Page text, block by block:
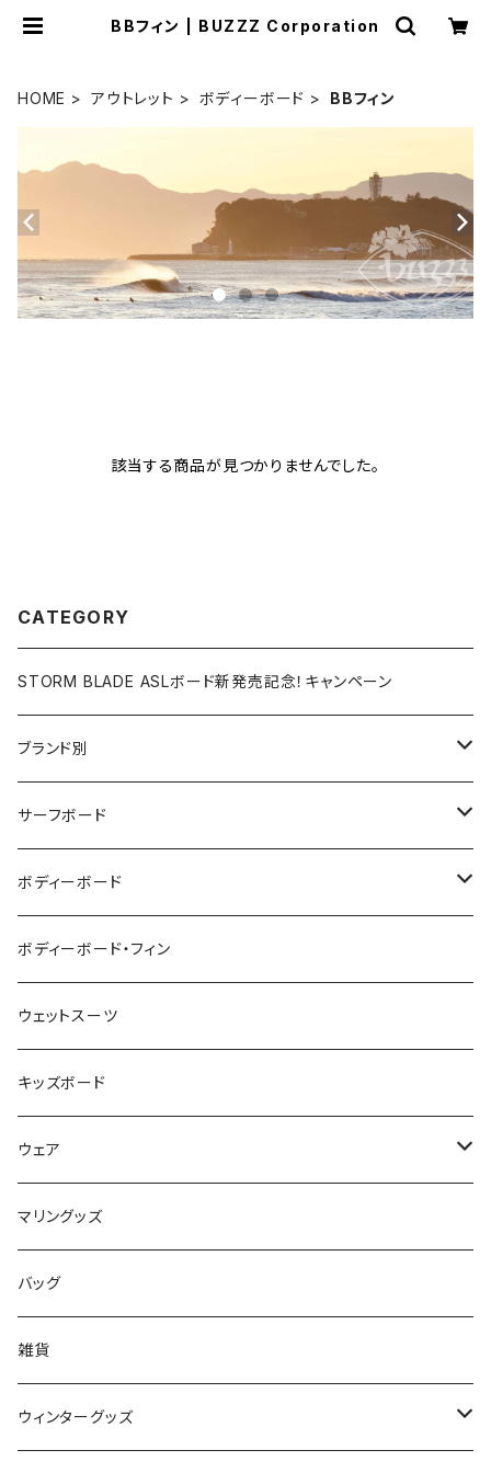
BBフィン | BUZZZ Corporation
HOME アウトレット ボディーボード BBフィン
該当する商品が見つかりませんでした。
CATEGORY
STORM BLADE ASLボード新発売記念！キャンペーン
ブランド別
V-BODY BOARDS
ZEBEC
pride.m
FLOCO
Mermaid & Guys
UNDERSERIES
TABIE REVO
AQA
STORMBLADE
サーフボード
BBS / EAU WETSUITS
サーフボード
サーフボード
フィン
サーフボードアクセサリー
ボディーボード
ボディーボード
BBフィン
BBアクセサリー
コイルコード
ボードケース
ボディーボード・フィン
ウェットスーツ
キッズボード
ウェア
メンズ
レディース
キッズ
マリングッズ
バッグ
雑貨
ウィンターグッズ